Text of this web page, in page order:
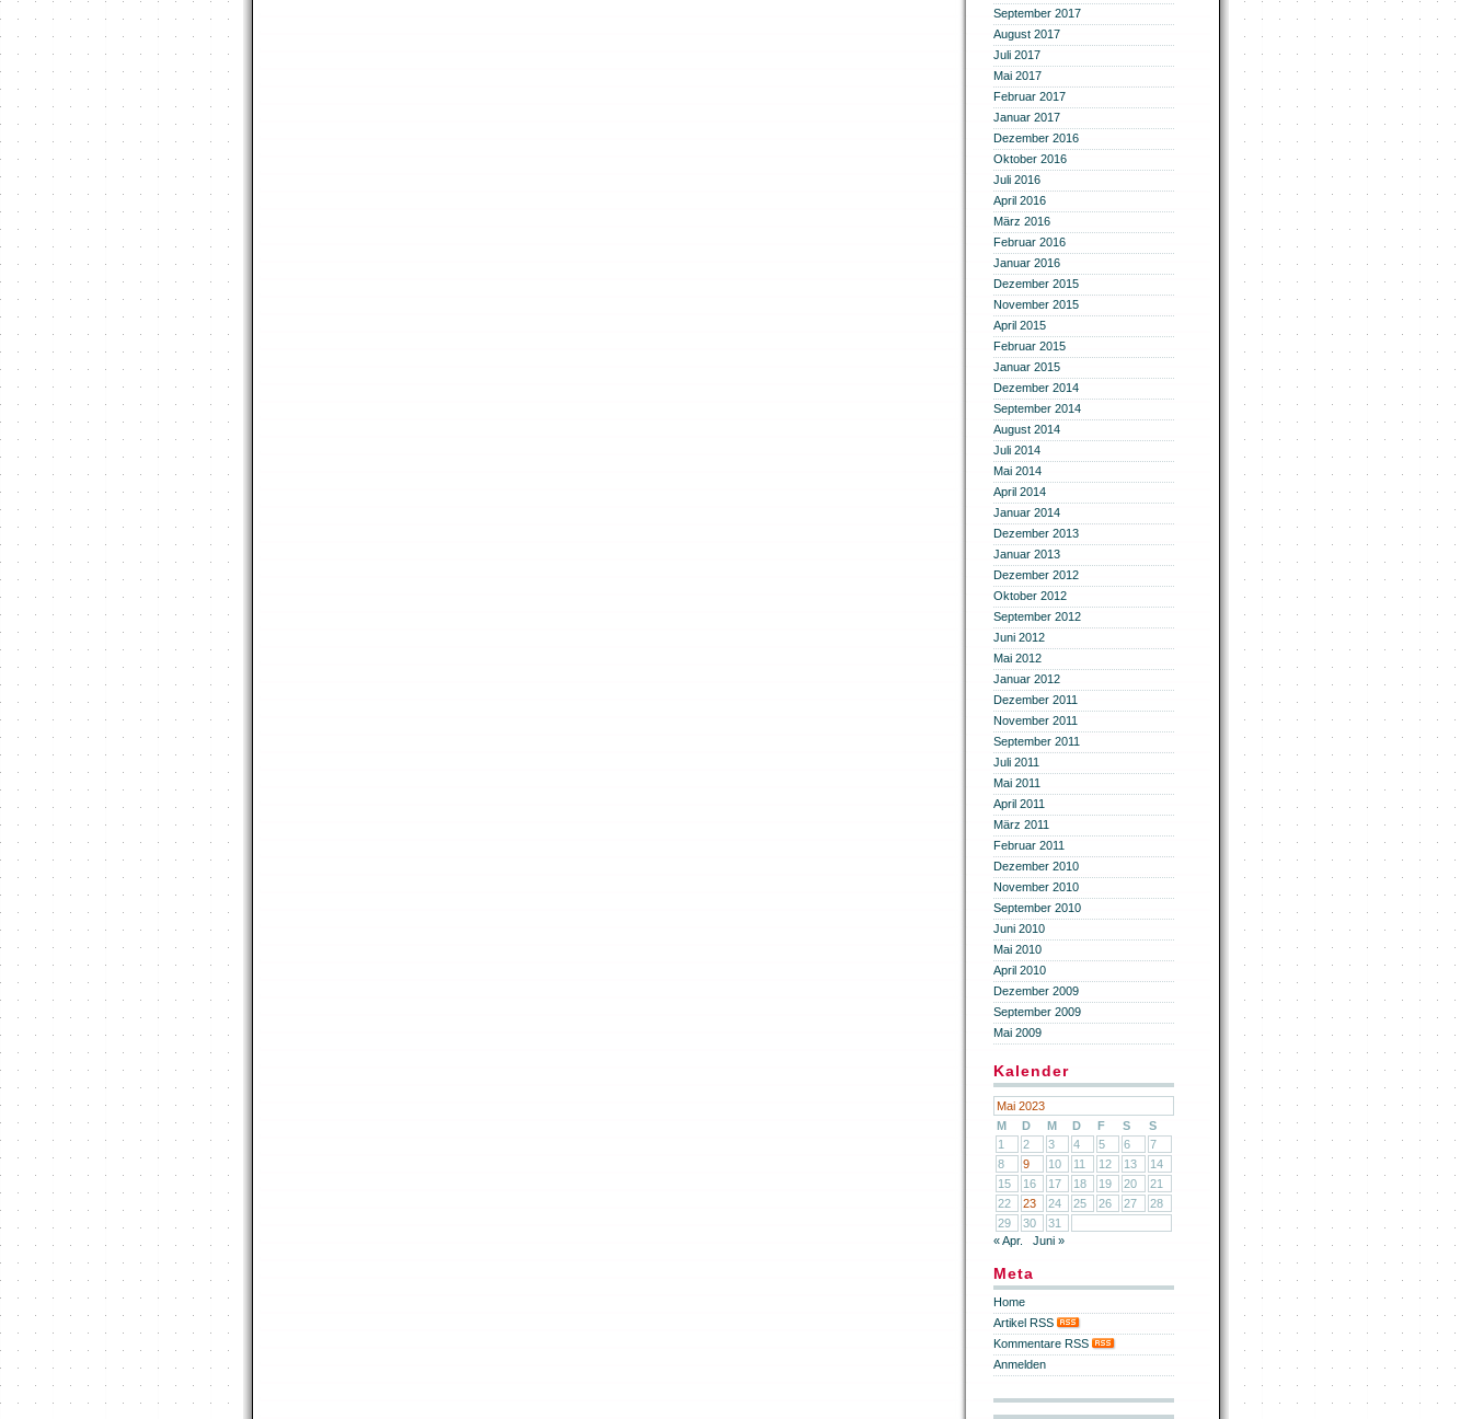
September 2017
August 2017
Juli 2017
Mai 2017
Februar 2017
Januar 2017
Dezember 2016
Oktober 2016
Juli 2016
April 2016
März 2016
Februar 2016
Januar 2016
Dezember 2015
November 2015
April 2015
Februar 2015
Januar 2015
Dezember 2014
September 2014
August 2014
Juli 2014
Mai 2014
April 2014
Januar 2014
Dezember 2013
Januar 2013
Dezember 2012
Oktober 2012
September 2012
Juni 2012
Mai 2012
Januar 2012
Dezember 2011
November 2011
September 2011
Juli 2011
Mai 2011
April 2011
März 2011
Februar 2011
Dezember 2010
November 2010
September 2010
Juni 2010
Mai 2010
April 2010
Dezember 2009
September 2009
Mai 2009
Kalender
Mai 2023
M
D M D F S
S
1
2 3 4 5 6
7
8
9 10 11 12 13
14
15
16 17 18 19 20
21
22
23 24 25 26 27
28
29
30
31
« Apr.
Juni »
Meta
Home
Artikel RSS
Kommentare RSS
Anmelden